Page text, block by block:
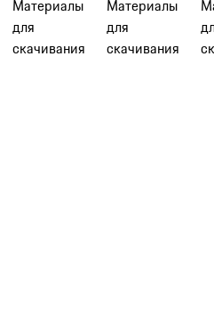
Материалы
для
скачивания
Материалы
для
скачивания